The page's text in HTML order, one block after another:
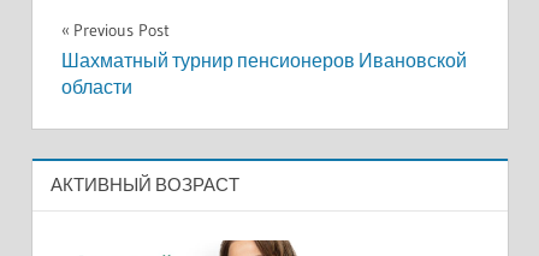
Навигация
по
записям
Previous Post
Шахматный турнир пенсионеров Ивановской
области
АКТИВНЫЙ ВОЗРАСТ